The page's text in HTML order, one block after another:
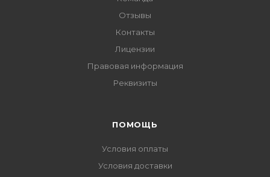
Отзывы
Контакты
Лицензии
Правовая информация
Реквизиты
ПОМОЩЬ
Условия оплаты
Условия доставки